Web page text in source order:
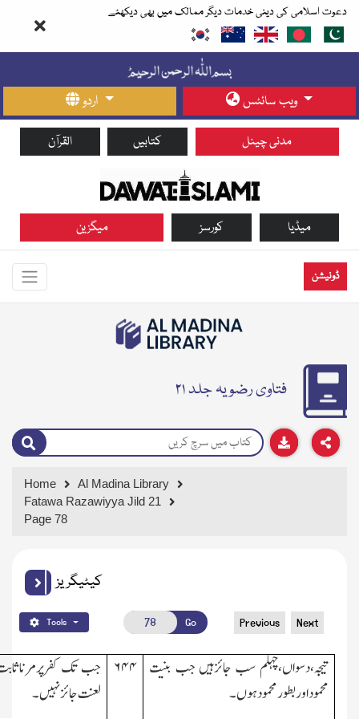
دعوت اسلامی کی دینی خدمات دیگر ممالک میں بھی دیکھئے
اردو ویب سائٹس
القرآن کتابیں مدنی چینل
میگزین کورسز میڈیا
ڈونیشن
فتاوی رضویہ جلد ۲۱
Home
Al Madina Library
Fatawa Razawiyya Jild 21
Page 78
کیٹیگریز
Tools Go Previous Next
تیجہ،دسواں،چہلم سب جائزہیں جب بنیت
محمود اور بطورمحمود ہوں۔
۶۴۴ جب تک
لعنت جائزنہیں۔